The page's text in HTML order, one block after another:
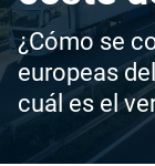
¿Cómo se
europeas
cuál es el